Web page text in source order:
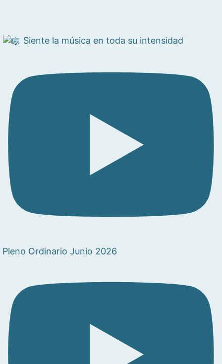
Siente la música en toda su intensidad
Pleno Ordinario Junio 2026